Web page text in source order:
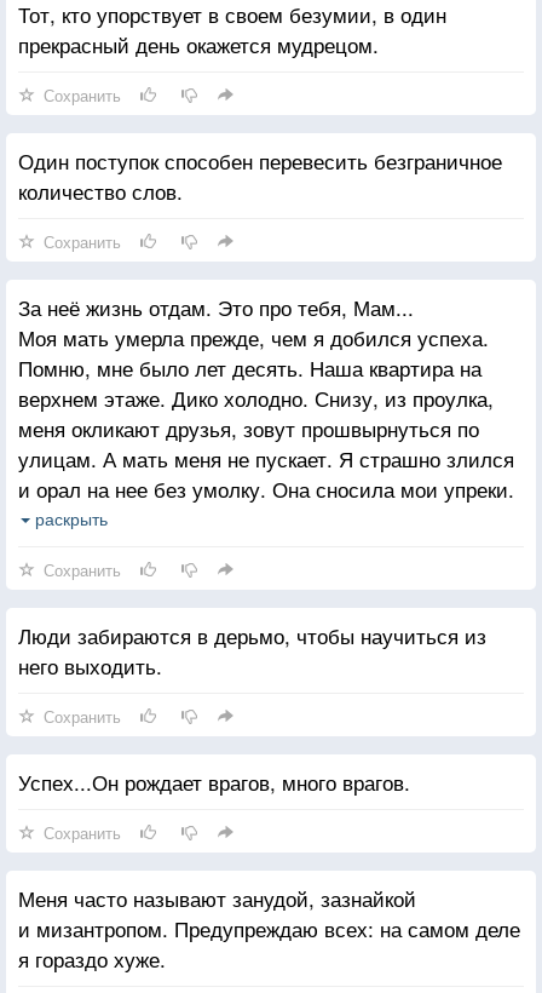
Тот, кто упорствует в своем безумии, в один
прекрасный день окажется мудрецом.
Сохранить
Один поступок способен перевесить безграничное
количество слов.
Сохранить
За неё жизнь отдам. Это про тебя, Мам...
Моя мать умерла прежде, чем я добился успеха.
Помню, мне было лет десять. Наша квартира на
верхнем этаже. Дико холодно. Снизу, из проулка,
меня окликают друзья, зовут прошвырнуться по
улицам. А мать меня не пускает. Я страшно злился
и орал на нее без умолку. Она сносила мои упреки.
И тем самым спасла мне жизнь. Понимаете, всех
на свете. Она хотела, чтобы я не шлялся по улицам
допоздна, а делал уроки. И именно благодаря этому
я теперь сижу здесь и разговариваю с вами. Все
очень просто, верно? Но мы так забывчивы...
раскрыть
Сохранить
Люди забираются в дерьмо, чтобы научиться из
него выходить.
Сохранить
Успех...Он рождает врагов, много врагов.
Сохранить
Меня часто называют занудой, зазнайкой
и мизантропом. Предупреждаю всех: на самом деле
я гораздо хуже.